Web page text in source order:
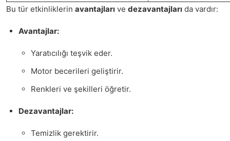
Bu tür etkinliklerin avantajları ve dezavantajları da vardır:
Avantajlar:
Yaratıcılığı teşvik eder.
Motor becerileri geliştirir.
Renkleri ve şekilleri öğretir.
Dezavantajlar:
Temizlik gerektirir.